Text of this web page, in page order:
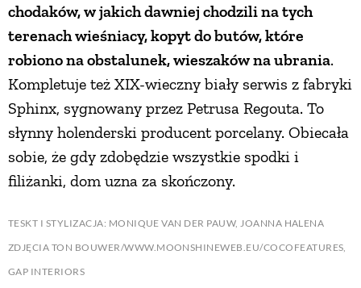
chodaków, w jakich dawniej chodzili na tych
terenach wieśniacy, kopyt do butów, które
robiono na obstalunek, wieszaków na ubrania.
Kompletuje też XIX-wieczny biały serwis z fabryki
Sphinx, sygnowany przez Petrusa Regouta. To
słynny holenderski producent porcelany. Obiecała
sobie, że gdy zdobędzie wszystkie spodki i
filiżanki, dom uzna za skończony.
TESKT I STYLIZACJA: MONIQUE VAN DER PAUW, JOANNA HALENA
ZDJĘCIA TON BOUWER/WWW.MOONSHINEWEB.EU/COCOFEATURES,
GAP INTERIORS